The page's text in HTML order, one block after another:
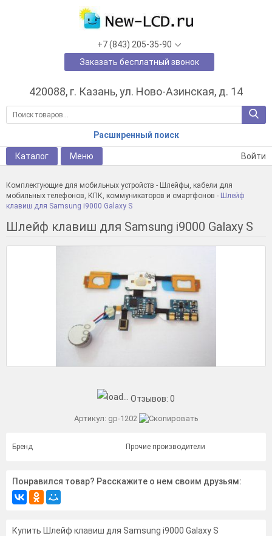
420088, г. Казань, ул. Ново-Азинская, д. 14
Расширенный поиск
+7 (843) 205-35-90
Заказать бесплатный звонок
Каталог Меню Войти
Комплектующие для мобильных устройств - Шлейфы, кабели для
мобильных телефонов, КПК, коммуникаторов и смартфонов - Шлейф
клавиш для Samsung i9000 Galaxy S
Шлейф клавиш для Samsung i9000 Galaxy S
Отзывов: 0
Артикул: gp-1202
Бренд Прочие производители
Понравился товар? Расскажите о нем своим друзьям:
Купить Шлейф клавиш для Samsung i9000 Galaxy S